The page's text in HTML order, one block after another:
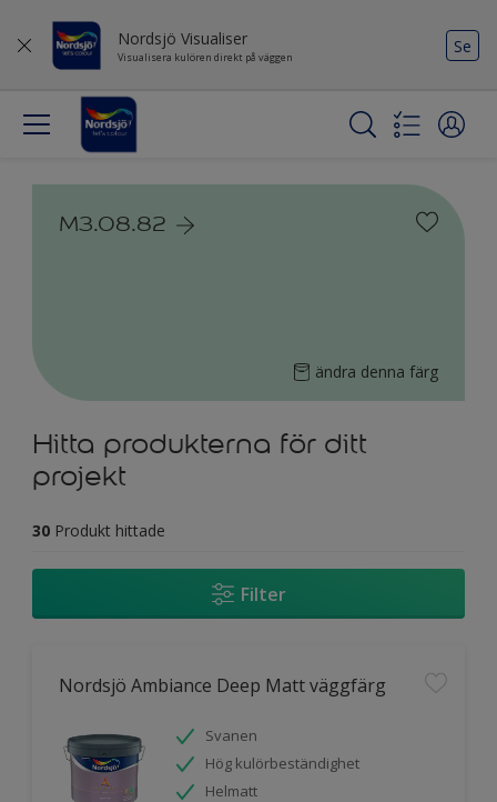
Nordsjö Visualiser
Visualisera kulören direkt på väggen
Se
M3.08.82
ändra denna färg
Hitta produkterna för ditt
projekt
30 Produkt hittade
Filter
Nordsjö Ambiance Deep Matt väggfärg
Svanen
Hög kulörbeständighet
Helmatt